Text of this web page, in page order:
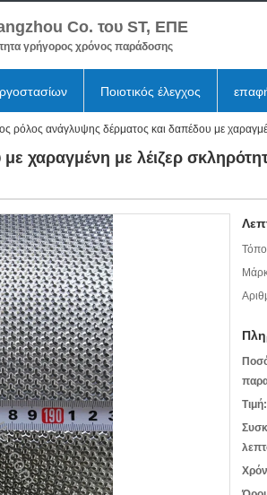
Co. του ST, ΕΠΕ
γρήγορος χρόνος παράδοσης
Ποιοτικός έλεγχος
ρόλος ανάγλυψης δέρματος και δαπέδου με
χαραγμένη με λέιζερ
Τιμή: